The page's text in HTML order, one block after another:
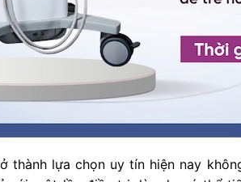
thành lựa chọn uy tín hiện nay